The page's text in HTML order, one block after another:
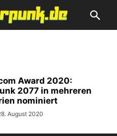
Award 2020:
2077 in mehreren
nominiert
August 2020